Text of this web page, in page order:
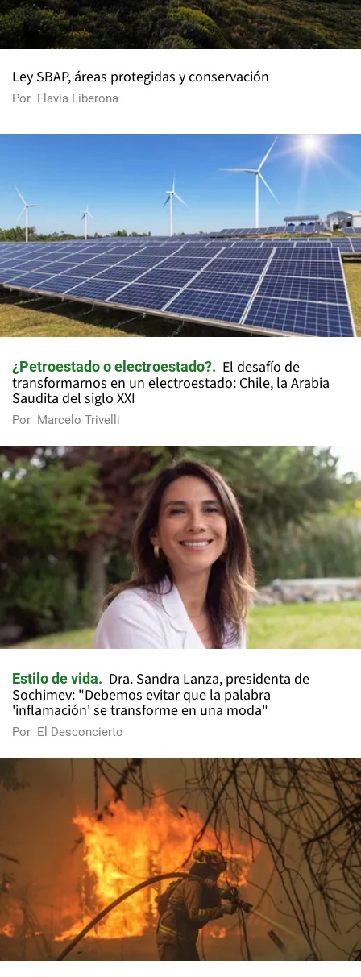
Ley SBAP, áreas protegidas y conservación
Por Flavia Liberona
¿Petroestado o electroestado?
El desafío de
transformarnos en un electroestado: Chile, la Arabia
Saudita del siglo XXI
Por Marcelo Trivelli
Estilo de vida
Dra. Sandra Lanza, presidenta de
Sochimev: "Debemos evitar que la palabra
'inflamación' se transforme en una moda"
Por El Desconcierto